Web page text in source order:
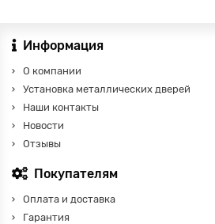
Информация
О компании
Установка металлических дверей
Наши контакты
Новости
Отзывы
Покупателям
Оплата и доставка
Гарантия